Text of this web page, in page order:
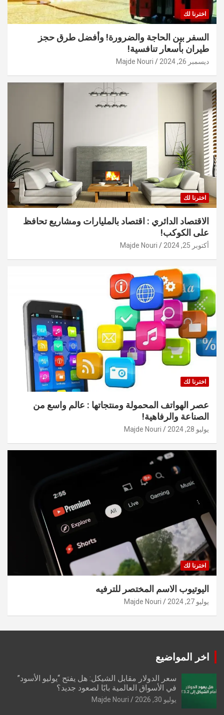
اخترنا لك
السفر بين الحاجة والضرورة! وأفضل طرق حجز
طيران بأسعار تنافسية!
ديسمبر 26, 2024 Majde Nouri
اخترنا لك
الاقتصاد الدائري : اقتصاد بالمليارات ومشاريع تحافظ
على الكوكب!
أكتوبر 25, 2024 Majde Nouri
اخترنا لك
عصر الهواتف المحمولة ومنتجاتها : عالم واسع من
الصناعة والرفاهية!
يوليو 28, 2024 Majde Nouri
اخترنا لك
اليوتيوب الاسم المختصر للترفيه
يوليو 27, 2024 Majde Nouri
اخر المواضيع
سعر الدولار مقابل الشيكل: هل يفتح “يوليو الأسود”
في الأسواق العالمية بابًا لصعود جديد؟
يوليو 30, 2026 Majde Nouri